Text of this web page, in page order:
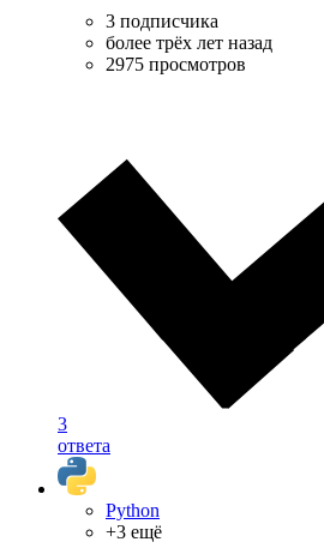
3 подписчика
более трёх лет назад
2975 просмотров
3
ответа
Python
+3 ещё